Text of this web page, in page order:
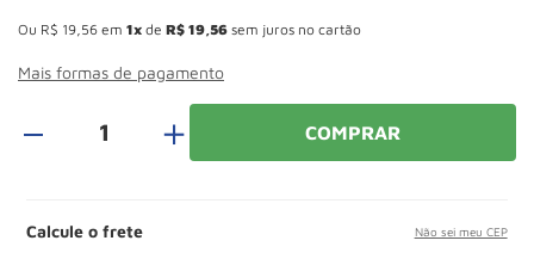
Ou R$ 19 56 em 1 de R$ 19 56 sem juros no cartão
Mais formas de pagamento
＋ COMPRAR
Calcule o frete Não sei meu CEP
9º Rodizio
10 º Paleteira